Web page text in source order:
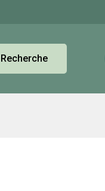
Recherche